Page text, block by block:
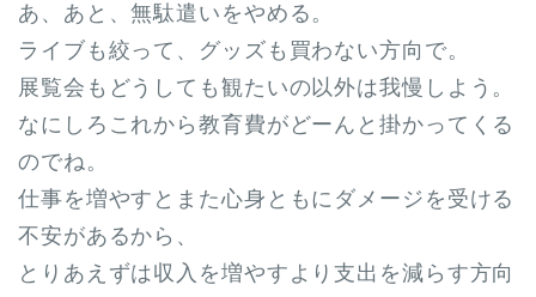
あ、あと、無駄遣いをやめる。
ライブも絞って、グッズも買わない方向で。
展覧会もどうしても観たいの以外は我慢しよう。
なにしろこれから教育費がどーんと掛かってくる
のでね。
仕事を増やすとまた心身ともにダメージを受ける
不安があるから、
とりあえずは収入を増やすより支出を減らす方向